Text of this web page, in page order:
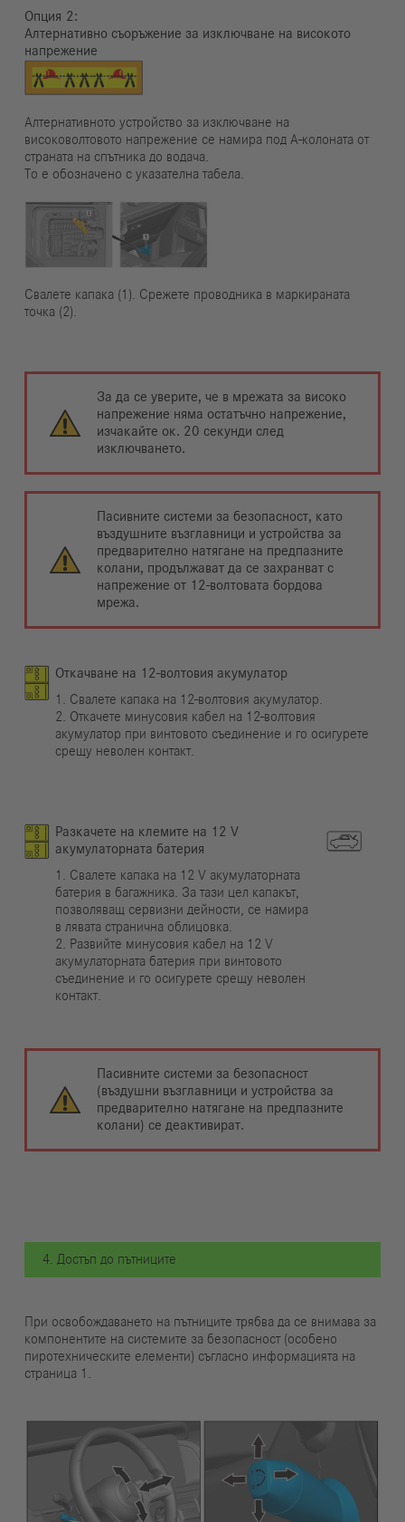
Опция
Алтернативно съоръжение за изключване на високото
напрежение
Алтернативното устройство за изключване на
високоволтовото напрежение се намира под А-колоната от
страната на спътника до водача.
То е обозначено с указателна табела.
Свалете капака (1). Срежете проводника в маркираната
точка (2).
За да се уверите, че в мрежата за високо
напрежение няма остатъчно напрежение,
изчакайте ок. 20 секунди след
изключването.
Пасивните системи за безопасност, като
въздушните възглавници и устройства за
предварително натягане на предпазните
колани, продължават да се захранват с
напрежение от 12-волтовата бордова
мрежа.
Откачване на 12-волтовия акумулатор
1. Свалете капака на 12-волтовия акумулатор.
2. Откачете минусовия кабел на 12-волтовия
акумулатор при винтовото съединение и го осигурете
срещу неволен контакт.
Разкачете на клемите на 12 V
акумулаторната батерия
1. Свалете капака на 12 V акумулаторната
батерия в багажника. За тази цел капакът,
позволяващ сервизни дейности, се намира
в лявата странична облицовка.
2. Развийте минусовия кабел на 12 V
акумулаторната батерия при винтовото
съединение и го осигурете срещу неволен
контакт.
Пасивните системи за безопасност
(въздушни възглавници и устройства за
предварително натягане на предпазните
колани) се деактивират.
4. Достъп до пътниците
При освобождаването на пътниците трябва да се внимава за
компонентите на системите за безопасност (особено
пиротехническите елементи) съгласно информацията на
страница 1.